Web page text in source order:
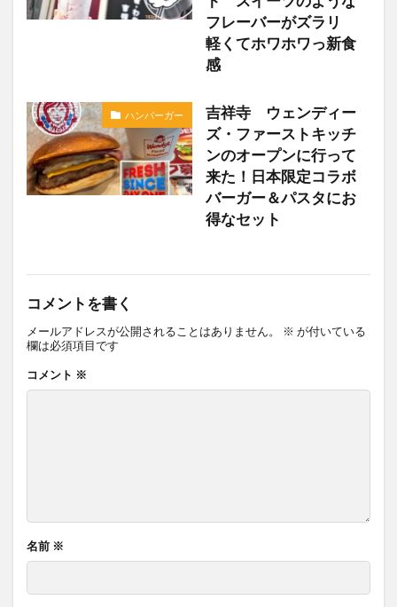
フレーバーがズラリ
軽くてホワホワっ新食
感
ハンバーガー
吉祥寺 ウェンディー
ズ・ファーストキッチ
ンのオープンに行って
来た！日本限定コラボ
バーガー＆パスタにお
得なセット
コメントを書く
メールアドレスが公開されることはありません。 ※ が付いている
欄は必須項目です
コメント ※
名前 ※